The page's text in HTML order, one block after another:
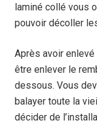
laminé collé vous
pouvoir décoller
Après avoir
être enlever le
dessous. Vous
balayer toute la
décider de